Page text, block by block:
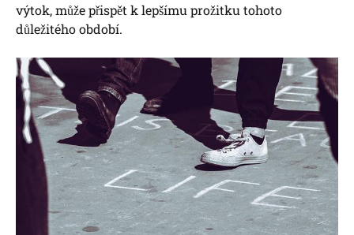
výtok, může přispět k lepšímu prožitku tohoto
důležitého období.